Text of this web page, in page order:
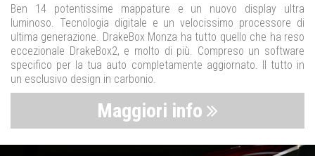
Ben 14 potentissime mappature e un nuovo display ultra
luminoso. Tecnologia digitale e un velocissimo processore di
ultima generazione. DrakeBox Monza ha tutto quello che ha reso
eccezionale DrakeBox2, e molto di più. Compreso un software
specifico per la tua auto completamente aggiornato. Il tutto in
un esclusivo design in carbonio.
Maggiori info